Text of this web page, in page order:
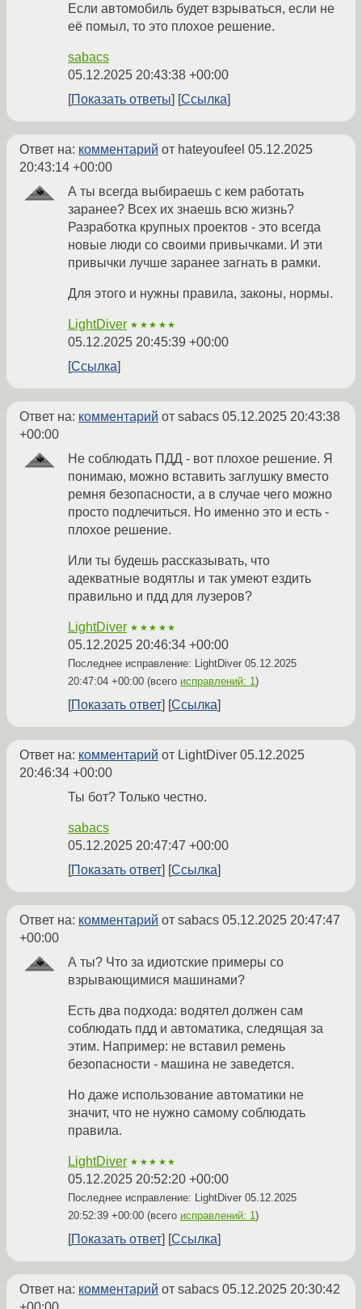
Если автомобиль будет взрываться, если не
её помыл, то это плохое решение.
sabacs
05.12.2025 20:43:38 +00:00
Показать ответы
Ссылка
Ответ на: комментарий от hateyoufeel 05.12.2025
20:43:14 +00:00
А ты всегда выбираешь с кем работать
заранее? Всех их знаешь всю жизнь?
Разработка крупных проектов - это всегда
новые люди со своими привычками. И эти
привычки лучше заранее загнать в рамки.
Для этого и нужны правила, законы, нормы.
LightDiver ★★★★★
05.12.2025 20:45:39 +00:00
Ссылка
Ответ на: комментарий от sabacs 05.12.2025 20:43:38
+00:00
Не соблюдать ПДД - вот плохое решение. Я
понимаю, можно вставить заглушку вместо
ремня безопасности, а в случае чего можно
просто подлечиться. Но именно это и есть -
плохое решение.
Или ты будешь рассказывать, что
адекватные водятлы и так умеют ездить
правильно и пдд для лузеров?
LightDiver ★★★★★
05.12.2025 20:46:34 +00:00
Последнее исправление: LightDiver 05.12.2025
20:47:04 +00:00 (всего исправлений: 1)
Показать ответ Ссылка
Ответ на: комментарий от LightDiver 05.12.2025
20:46:34 +00:00
Ты бот? Только честно.
sabacs
05.12.2025 20:47:47 +00:00
Показать ответ
Ссылка
Ответ на: комментарий от sabacs 05.12.2025 20:47:47
+00:00
А ты? Что за идиотские примеры со
взрывающимися машинами?
Есть два подхода: водятел должен сам
соблюдать пдд и автоматика, следящая за
этим. Например: не вставил ремень
безопасности - машина не заведется.
Но даже использование автоматики не
значит, что не нужно самому соблюдать
правила.
LightDiver ★★★★★
05.12.2025 20:52:20 +00:00
Последнее исправление: LightDiver 05.12.2025
20:52:39 +00:00 (всего исправлений: 1)
Показать ответ Ссылка
Ответ на: комментарий от sabacs 05.12.2025 20:30:42